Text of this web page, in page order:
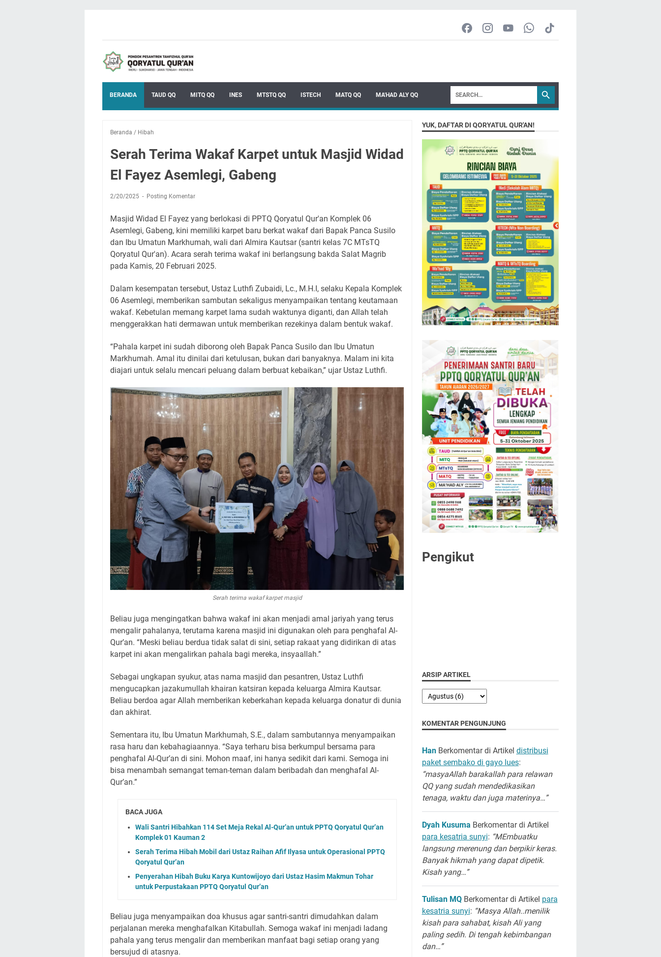
BERANDA TAUD QQ MITQ QQ INES MTSTQ QQ ISTECH MATQ QQ MA'HAD ALY QQ
Beranda / Hibah
Serah Terima Wakaf Karpet untuk Masjid Widad
El Fayez Asemlegi, Gabeng
2/20/2025 Posting Komentar
Masjid Widad El Fayez yang berlokasi di PPTQ Qoryatul Qur'an Komplek 06
Asemlegi, Gabeng, kini memiliki karpet baru berkat wakaf dari Bapak Panca Susilo
dan Ibu Umatun Markhumah, wali dari Almira Kautsar (santri kelas 7C MTsTQ
Qoryatul Qur'an). Acara serah terima wakaf ini berlangsung bakda Salat Magrib
pada Kamis, 20 Februari 2025.
Dalam kesempatan tersebut, Ustaz Luthfi Zubaidi, Lc., M.H.I, selaku Kepala Komplek
06 Asemlegi, memberikan sambutan sekaligus menyampaikan tentang keutamaan
wakaf. Kebetulan memang karpet lama sudah waktunya diganti, dan Allah telah
menggerakkan hati dermawan untuk memberikan rezekinya dalam bentuk wakaf.
“Pahala karpet ini sudah diborong oleh Bapak Panca Susilo dan Ibu Umatun
Markhumah. Amal itu dinilai dari ketulusan, bukan dari banyaknya. Malam ini kita
diajari untuk selalu mencari peluang dalam berbuat kebaikan,” ujar Ustaz Luthfi.
Serah terima wakaf karpet masjid
Beliau juga mengingatkan bahwa wakaf ini akan menjadi amal jariyah yang terus
mengalir pahalanya, terutama karena masjid ini digunakan oleh para penghafal Al-
Qur’an. “Meski beliau berdua tidak salat di sini, setiap rakaat yang didirikan di atas
karpet ini akan mengalirkan pahala bagi mereka, insyaallah.”
Sebagai ungkapan syukur, atas nama masjid dan pesantren, Ustaz Luthfi
mengucapkan jazakumullah khairan katsiran kepada keluarga Almira Kautsar.
Beliau berdoa agar Allah memberikan keberkahan kepada keluarga donatur di dunia
dan akhirat.
Sementara itu, Ibu Umatun Markhumah, S.E., dalam sambutannya menyampaikan
rasa haru dan kebahagiaannya. “Saya terharu bisa berkumpul bersama para
penghafal Al-Qur’an di sini. Mohon maaf, ini hanya sedikit dari kami. Semoga ini
bisa menambah semangat teman-teman dalam beribadah dan menghafal Al-
Qur’an.”
BACA JUGA
Wali Santri Hibahkan 114 Set Meja Rekal Al-Qur’an untuk PPTQ Qoryatul Qur’an
Komplek 01 Kauman 2
Serah Terima Hibah Mobil dari Ustaz Raihan Afif Ilyasa untuk Operasional PPTQ
Qoryatul Qur’an
Penyerahan Hibah Buku Karya Kuntowijoyo dari Ustaz Hasim Makmun Tohar
untuk Perpustakaan PPTQ Qoryatul Qur’an
Beliau juga menyampaikan doa khusus agar santri-santri dimudahkan dalam
perjalanan mereka menghafalkan Kitabullah. Semoga wakaf ini menjadi ladang
pahala yang terus mengalir dan memberikan manfaat bagi setiap orang yang
bersujud di atasnya.
YUK, DAFTAR DI QORYATUL QUR'AN!
Pengikut
ARSIP ARTIKEL
KOMENTAR PENGUNJUNG
HanBerkomentar di Artikel distribusi
paket sembako di gayo lues:
“masyaAllah barakallah para relawan
QQ yang sudah mendedikasikan
tenaga, waktu dan juga materinya…”
Dyah Kusuma Berkomentar di Artikel
para kesatria sunyi: “MEmbuatku
langsung merenung dan berpikir keras.
Banyak hikmah yang dapat dipetik.
Kisah yang…”
Tulisan MQBerkomentar di Artikel para
kesatria sunyi: “Masya Allah..menilik
kisah para sahabat, kisah Ali yang
paling sedih. Di tengah kebimbangan
dan…”